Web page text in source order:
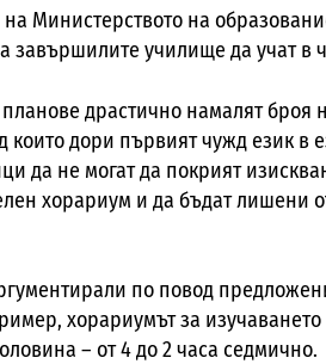
Министерството на
завършилите училище да учат в
драстично намалят броя
дори първият чужд език в
да не могат да покрият
хорариум и да бъдат лишени
по повод
хорариумът за
– от 4 до 2 часа седмично.